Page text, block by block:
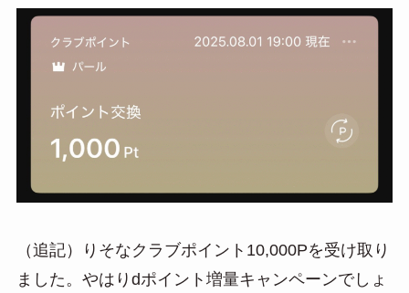
（追記）りそなクラブポイント10,000Pを受け取り
ました。やはりdポイント増量キャンペーンでしょ